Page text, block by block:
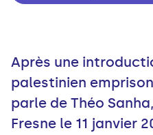
Après une
palestinien
parle de Théo
Fresne le 11 janvier